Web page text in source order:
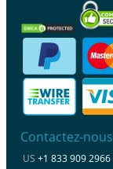
Contactez-nous
US +1 833 909